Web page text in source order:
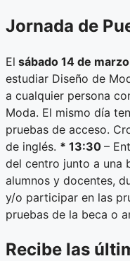
Jornada de
El sábado 14 de marzo
estudiar Diseño de
a cualquier persona
Moda. El mismo día
pruebas de acceso.
de inglés. * 13:30 –
del centro junto a una
alumnos y docentes,
y/o participar en las
pruebas de la beca o
Recibe las